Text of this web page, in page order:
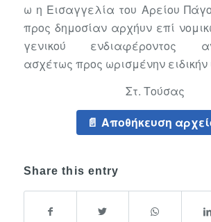
ω η Εισαγγελία του Αρείου
προς δημοσίαν αρχήυν επί
γενικού ενδιαφέροντος
ασχέτως προς ωρισμένην ειδικήν
Στ. Τούσας
Αποθήκευση
Share this entry